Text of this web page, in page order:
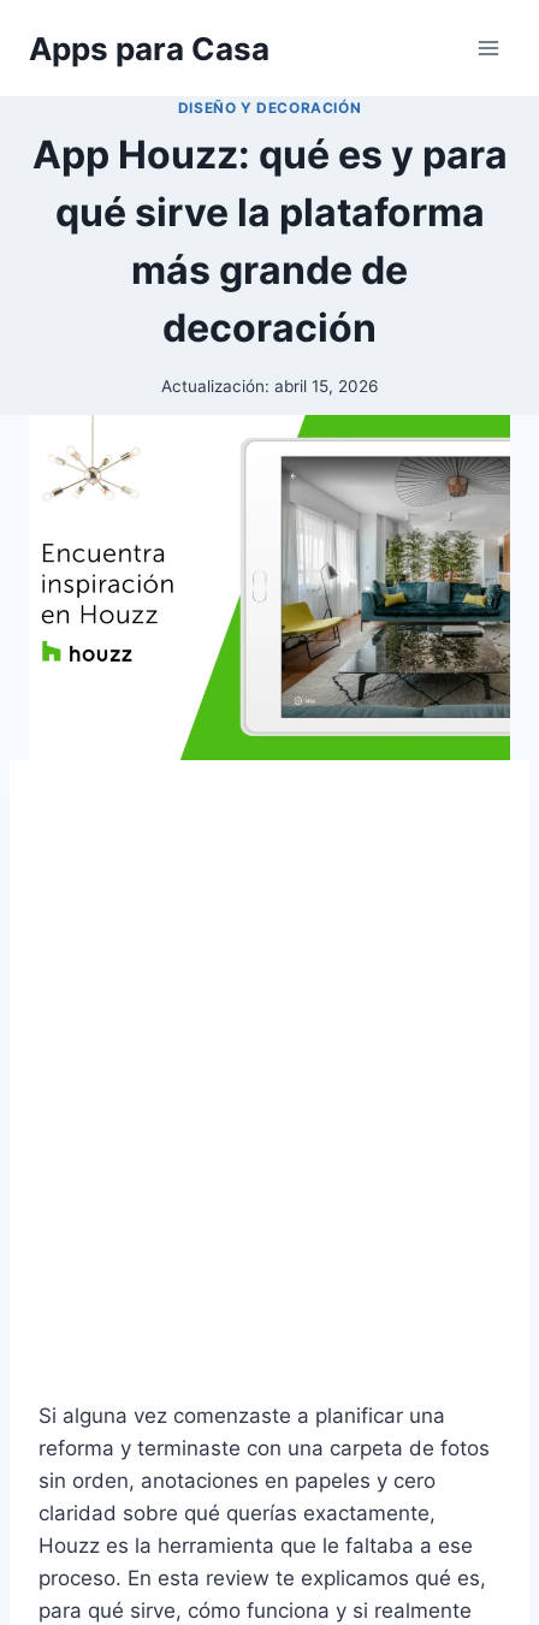
Apps para Casa
DISEÑO Y DECORACIÓN
App Houzz: qué es y para
qué sirve la plataforma
más grande de
decoración
Actualización: abril 15, 2026
Si alguna vez comenzaste a planificar una
reforma y terminaste con una carpeta de fotos
sin orden, anotaciones en papeles y cero
claridad sobre qué querías exactamente,
Houzz es la herramienta que le faltaba a ese
proceso. En esta review te explicamos qué es,
para qué sirve, cómo funciona y si realmente